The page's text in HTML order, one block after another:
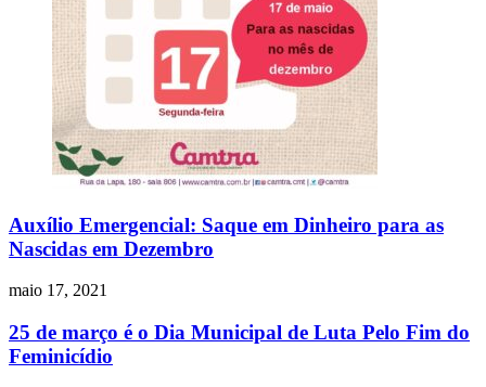
Auxílio Emergencial: Saque em Dinheiro para as
Nascidas em Dezembro
maio 17, 2021
25 de março é o Dia Municipal de Luta Pelo Fim do
Feminicídio